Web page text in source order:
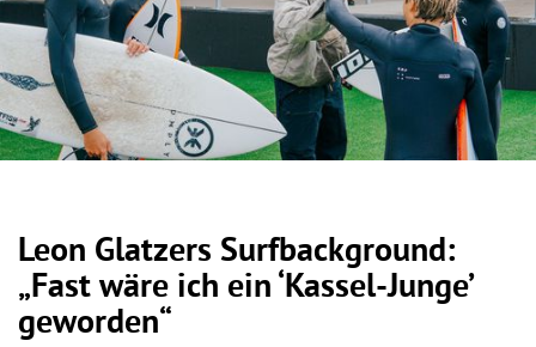
Leon Glatzers Surfbackground:
„Fast wäre ich ein ‘Kassel-Junge’
geworden“